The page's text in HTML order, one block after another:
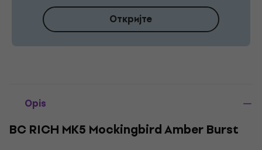
Откријте
Opis
BC RICH MK5 Mockingbird Amber Burst